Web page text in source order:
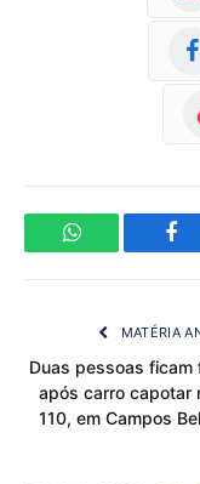
WhatsApp
MATÉRIA
Duas pessoas ficam
após carro capotar
110, em Campos